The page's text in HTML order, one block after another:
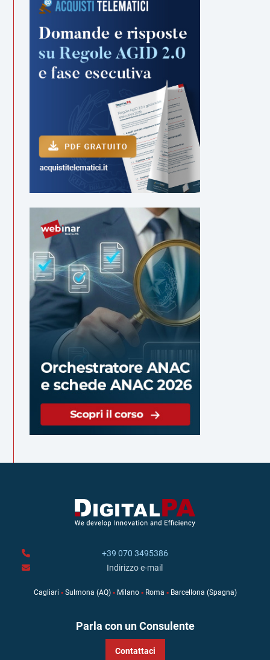
+39 070 3495386
Indirizzo e-mail
Cagliari ▪Sulmona (AQ) ▪Milano ▪Roma ▪Barcellona (Spagna)
Parla con un Consulente
Contattaci